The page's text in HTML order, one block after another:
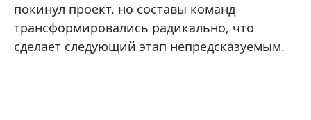
покинул проект, но составы команд
трансформировались радикально, что
сделает следующий этап непредсказуемым.